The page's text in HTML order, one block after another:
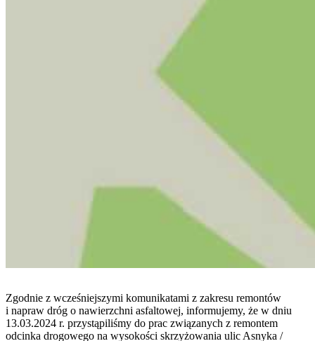
Zgodnie z wcześniejszymi komunikatami z zakresu remontów
i napraw dróg o nawierzchni asfaltowej, informujemy, że w dniu
13.03.2024 r. przystąpiliśmy do prac związanych z remontem
odcinka drogowego na wysokości skrzyżowania ulic Asnyka /